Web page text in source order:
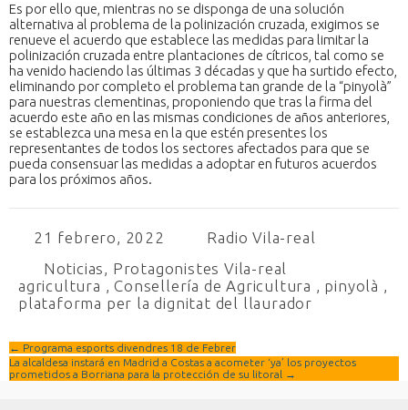
Es por ello que, mientras no se disponga de una solución
alternativa al problema de la polinización cruzada, exigimos se
renueve el acuerdo que establece las medidas para limitar la
polinización cruzada entre plantaciones de cítricos, tal como se
ha venido haciendo las últimas 3 décadas y que ha surtido efecto,
eliminando por completo el problema tan grande de la “pinyolà”
para nuestras clementinas, proponiendo que tras la firma del
acuerdo este año en las mismas condiciones de años anteriores,
se establezca una mesa en la que estén presentes los
representantes de todos los sectores afectados para que se
pueda consensuar las medidas a adoptar en futuros acuerdos
para los próximos años.
21 febrero, 2022
Radio Vila-real
Noticias, Protagonistes Vila-real
agricultura ,Consellería de Agricultura , pinyolà ,
plataforma per la dignitat del llaurador
← Programa esports divendres 18 de Febrer
La alcaldesa instará en Madrid a Costas a acometer ‘ya’ los proyectos
prometidos a Borriana para la protección de su litoral →